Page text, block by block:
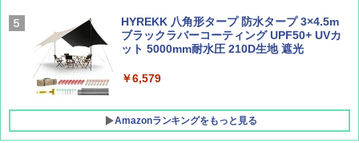
イド ブラックコーティング フルクローズ メ
ッシュ 4人用 簡単設置 ポップアップテント P
ATCW-150B エクルベージュ
￥-
HYREKK 八角形タープ 防水タープ 3×4.5m
ブラックラバーコーティング UPF50+ UVカ
ット 5000mm耐水圧 210D生地 遮光
￥6,579
Amazonランキングをもっと見る